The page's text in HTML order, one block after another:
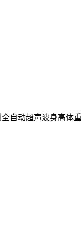
自动超声波身高